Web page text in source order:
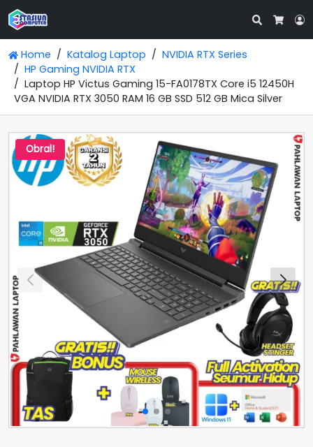
Search
Home Katalog Laptop
NVIDIA RTX Series
HP Gaming NVIDIA RTX
Laptop HP Victus Gaming 15-FA0178TX Core i5 12450H
VGA NVIDIA RTX 3050 RAM 16 GB SSD 512 GB Mica Silver
Obral!